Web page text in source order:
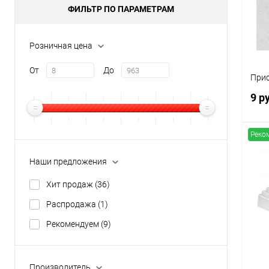
ФИЛЬТР ПО ПАРАМЕТРАМ
Розничная цена
От До
Наши предложения
Хит продаж (36)
Распродажа (1)
Рекомендуем (9)
Производитель
9
клик
В